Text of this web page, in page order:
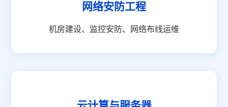
网络安防工程
机房建设、监控安防、网络布线运维